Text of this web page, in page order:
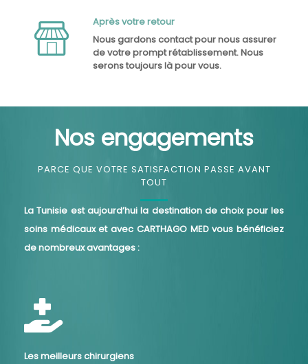
Après votre retour
Nous gardons contact pour nous assurer
de votre prompt rétablissement. Nous
serons toujours là pour vous.
Nos engagements
PARCE QUE VOTRE SATISFACTION PASSE AVANT
TOUT
La Tunisie est aujourd’hui la destination de choix pour les
soins médicaux et avec CARTHAGO MED vous bénéficiez
de nombreux avantages :
Les meilleurs chirurgiens